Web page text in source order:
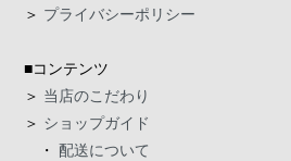
＞ プライバシーポリシー
■コンテンツ
＞ 当店のこだわり
＞ ショップガイド
・配送について